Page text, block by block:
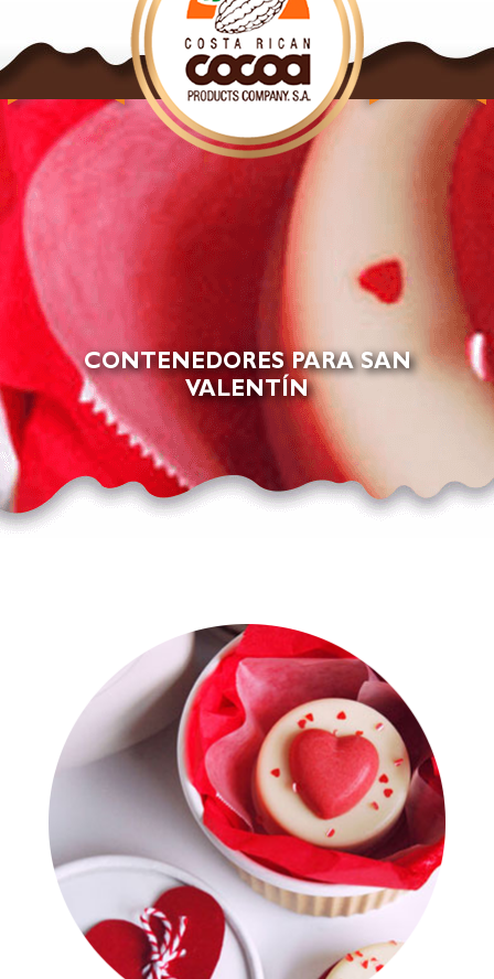
CHOCOLATE
CONTENEDORES PARA SAN
VALENTÍN